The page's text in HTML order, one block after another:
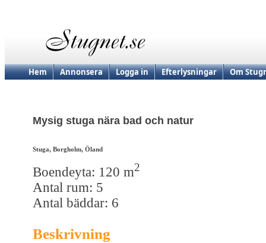
Hem Annonsera Logga in Efterlysningar Om
Mysig stuga nära bad och natur
Stuga, Borgholm, Öland
Boendeyta: 120 m2
Antal rum: 5
Antal bäddar: 6
Beskrivning